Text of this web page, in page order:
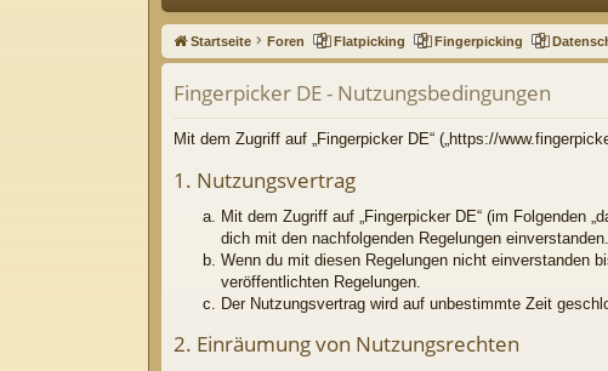
ne
llz
ug
riff
Startseite Foren Flatpicking Fingerpicking
Fingerpicker DE - Nutzungsbedingungen
Mit dem Zugriff auf „Fingerpicker DE“ („https://
1. Nutzungsvertrag
Mit dem Zugriff auf „Fingerpicker DE“ (im Folgenden
dich mit den nachfolgenden Regelungen einverstanden.
Wenn du mit diesen Regelungen nicht einverstanden
veröffentlichten Regelungen.
Der Nutzungsvertrag wird auf unbestimmte Zeit
2. Einräumung von Nutzungsrechten